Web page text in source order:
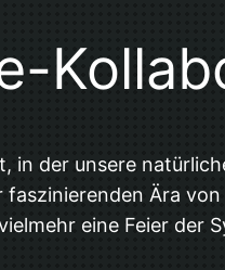
in der unsere
Ära von
eine Feier der